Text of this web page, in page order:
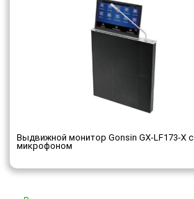
Выдвижной монитор Gonsin GX-LF173-X с
микрофоном